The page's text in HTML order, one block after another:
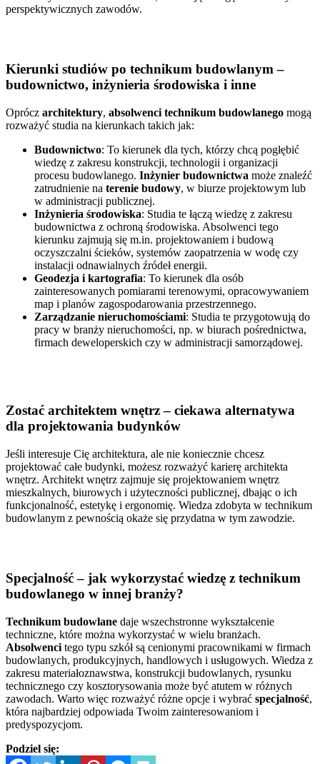
perspektywicznych zawodów.
Kierunki studiów po technikum budowlanym –
budownictwo, inżynieria środowiska i inne
Oprócz architektury, absolwenci technikum budowlanego mogą
rozważyć studia na kierunkach takich jak:
Budownictwo: To kierunek dla tych, którzy chcą pogłębić
wiedzę z zakresu konstrukcji, technologii i organizacji
procesu budowlanego. Inżynier budownictwa może znaleźć
zatrudnienie na terenie budowy, w biurze projektowym lub
w administracji publicznej.
Inżynieria środowiska: Studia te łączą wiedzę z zakresu
budownictwa z ochroną środowiska. Absolwenci tego
kierunku zajmują się m.in. projektowaniem i budową
oczyszczalni ścieków, systemów zaopatrzenia w wodę czy
instalacji odnawialnych źródeł energii.
Geodezja i kartografia: To kierunek dla osób
zainteresowanych pomiarami terenowymi, opracowywaniem
map i planów zagospodarowania przestrzennego.
Zarządzanie nieruchomościami: Studia te przygotowują do
pracy w branży nieruchomości, np. w biurach pośrednictwa,
firmach deweloperskich czy w administracji samorządowej.
Zostać architektem wnętrz – ciekawa alternatywa
dla projektowania budynków
Jeśli interesuje Cię architektura, ale nie koniecznie chcesz
projektować całe budynki, możesz rozważyć karierę architekta
wnętrz. Architekt wnętrz zajmuje się projektowaniem wnętrz
mieszkalnych, biurowych i użyteczności publicznej, dbając o ich
funkcjonalność, estetykę i ergonomię. Wiedza zdobyta w technikum
budowlanym z pewnością okaże się przydatna w tym zawodzie.
Specjalność – jak wykorzystać wiedzę z technikum
budowlanego w innej branży?
Technikum budowlane daje wszechstronne wykształcenie
techniczne, które można wykorzystać w wielu branżach.
Absolwenci tego typu szkół są cenionymi pracownikami w firmach
budowlanych, produkcyjnych, handlowych i usługowych. Wiedza z
zakresu materiałoznawstwa, konstrukcji budowlanych, rysunku
technicznego czy kosztorysowania może być atutem w różnych
zawodach. Warto więc rozważyć różne opcje i wybrać specjalność,
która najbardziej odpowiada Twoim zainteresowaniom i
predyspozycjom.
Podziel się: